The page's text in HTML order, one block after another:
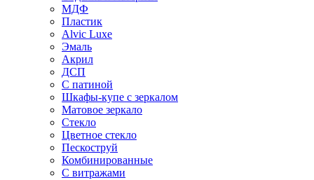
МДФ
Пластик
Alvic Luxe
Эмаль
Акрил
ДСП
С патиной
Шкафы-купе с зеркалом
Матовое зеркало
Стекло
Цветное стекло
Пескоструй
Комбинированные
С витражами